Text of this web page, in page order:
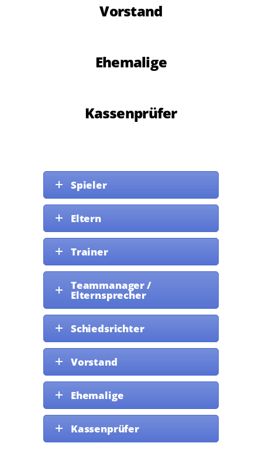
Vorstand
Ehemalige
Kassenprüfer
Spieler
Eltern
Trainer
Teammanager /
Elternsprecher
Schiedsrichter
Vorstand
Ehemalige
Kassenprüfer